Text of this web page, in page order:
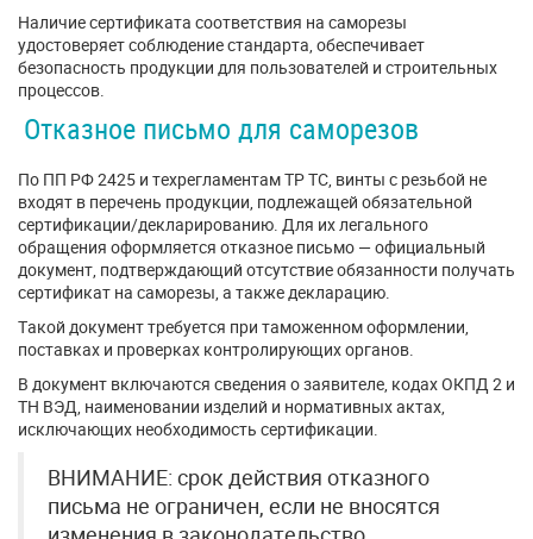
Наличие сертификата соответствия на саморезы
удостоверяет соблюдение стандарта, обеспечивает
безопасность продукции для пользователей и строительных
процессов.
Отказное письмо для саморезов
По ПП РФ 2425 и техрегламентам ТР ТС, винты с резьбой не
входят в перечень продукции, подлежащей обязательной
сертификации/декларированию. Для их легального
обращения оформляется отказное письмо — официальный
документ, подтверждающий отсутствие обязанности получать
сертификат на саморезы, а также декларацию.
Такой документ требуется при таможенном оформлении,
поставках и проверках контролирующих органов.
В документ включаются сведения о заявителе, кодах ОКПД 2 и
ТН ВЭД, наименовании изделий и нормативных актах,
исключающих необходимость сертификации.
ВНИМАНИЕ: срок действия отказного
письма не ограничен, если не вносятся